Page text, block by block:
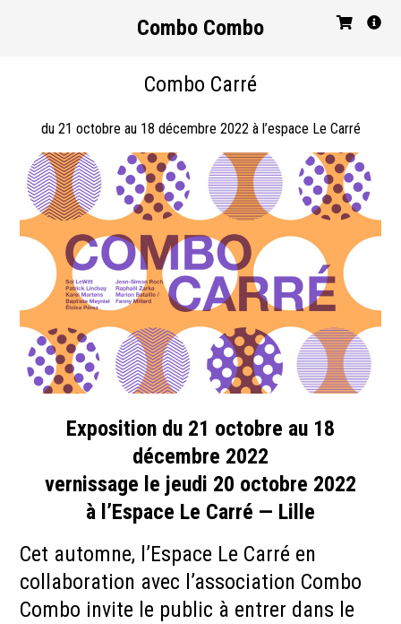
Combo Combo
Combo Carré
du 21 octobre au 18 décembre 2022 à l’espace Le Carré
Exposition du 21 octobre au 18
décembre 2022
vernissage le jeudi 20 octobre 2022
à l’Espace Le Carré — Lille
Cet automne, l’Espace Le Carré en
collaboration avec l’association Combo
Combo invite le public à entrer dans le